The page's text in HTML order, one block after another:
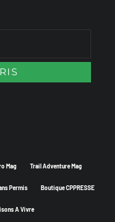
Mag Trail Adventure Mag
Permis Boutique CPPRESSE
A Vivre